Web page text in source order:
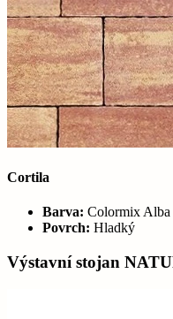
Cortila
Barva: Colormix Alba
Povrch: Hladký
Výstavní stojan